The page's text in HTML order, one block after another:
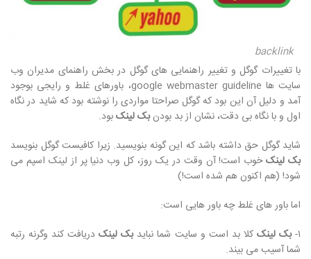
backlink
با تغییرات گوگل و تغییر راهنمایی های گوگل در بخش راهنمای مدیران وب
سایت ها google webmaster guideline، باورهای غلط و رایجی بوجود
آمد و دلیل آن این بود که گوگل صراحتا مواردی را نوشته بود که شاید در نگاه
اول و با نگاه بی دقت، نشان از بد بودنبک لینکبود.
شاید گوگل حق داشته باشد که این گونه بنویسید. زیرا کافیست گوگل بنویسد
بک لینکخوب است! آن وقت در یک روز، کل وب دنیا پر از لینک اسپم می
شود! (هم اکنون هم شده است!)
اما باور های غلط چه باور هایی است:
۱- بک لینک کلا بد است و سایت شما نبایدبک لینکدریافت کند وگرنه رتبه
شما آسیب می بیند.